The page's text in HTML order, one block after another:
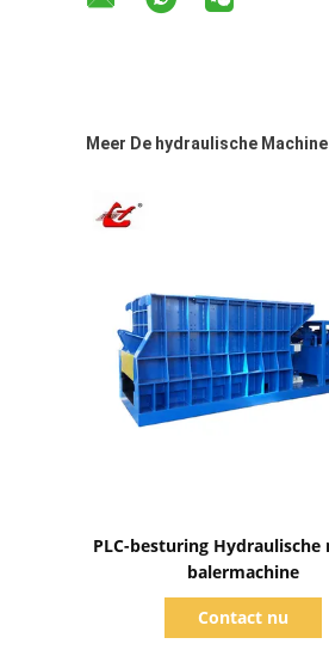
Meer De hydraulische
PLC-besturing Hydraulische
balermachine
Contact nu